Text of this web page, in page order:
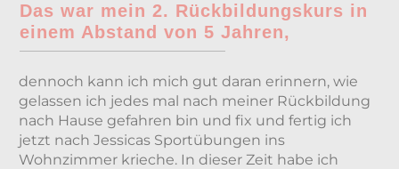
Das war mein 2. Rückbildungskurs in
einem Abstand von 5 Jahren,
dennoch kann ich mich gut daran erinnern, wie
gelassen ich jedes mal nach meiner Rückbildung
nach Hause gefahren bin und fix und fertig ich
jetzt nach Jessicas Sportübungen ins
Wohnzimmer krieche. In dieser Zeit habe ich